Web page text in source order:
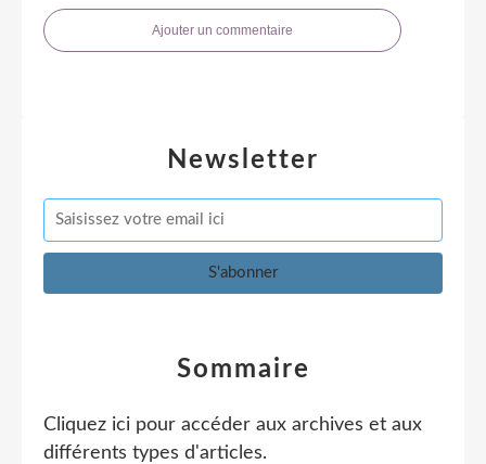
Ajouter un commentaire
Newsletter
Sommaire
Cliquez ici pour accéder aux archives et aux
différents types d'articles.